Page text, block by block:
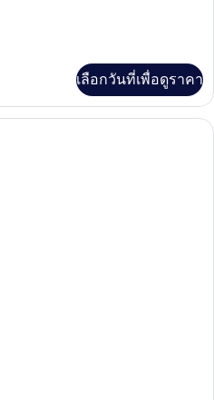
เลือกวันที่เพื่อดูราคา